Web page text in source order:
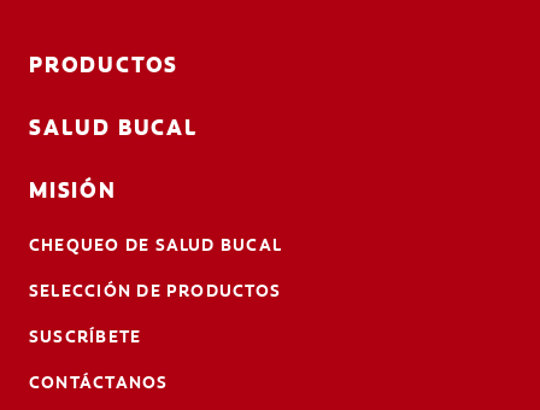
PRODUCTOS
SALUD BUCAL
MISIÓN
CHEQUEO DE SALUD BUCAL
SELECCIÓN DE PRODUCTOS
SUSCRÍBETE
CONTÁCTANOS